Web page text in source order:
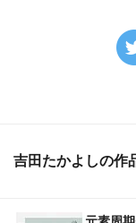
吉田たかよしの作